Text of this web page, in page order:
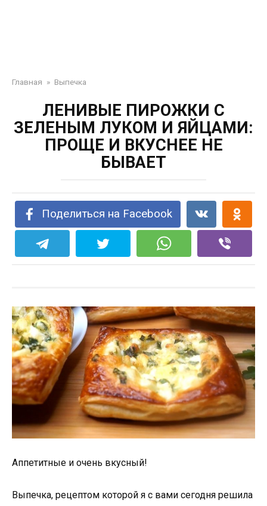
Главная » Выпечка
ЛЕНИВЫЕ ПИРОЖКИ С
ЗЕЛЕНЫМ ЛУКОМ И ЯЙЦАМИ:
ПРОЩЕ И ВКУСНЕЕ НЕ
БЫВАЕТ
Поделиться на Facebook
Аппетитные и очень вкусный!
Выпечка, рецептом которой я с вами сегодня решила